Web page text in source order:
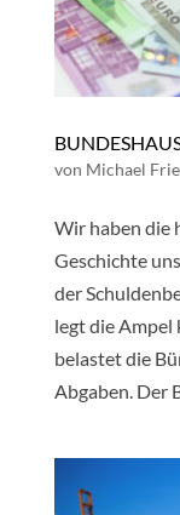
von Michael
Wir haben die
Geschichte
der
legt die Ampel
belastet die
Abgaben. Der